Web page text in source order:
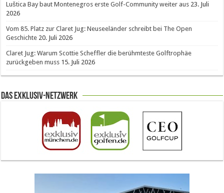
Luštica Bay baut Montenegros erste Golf-Community weiter aus 23. Juli
2026
Vom 85. Platz zur Claret Jug: Neuseeländer schreibt bei The Open
Geschichte 20. Juli 2026
Claret Jug: Warum Scottie Scheffler die berühmteste Golftrophäe
zurückgeben muss 15. Juli 2026
Das Exklusiv-Netzwerk